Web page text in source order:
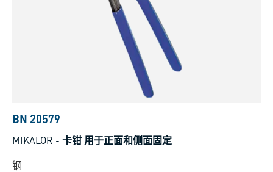
BN 20579
MIKALOR - 卡钳 用于正面和侧面固定
钢